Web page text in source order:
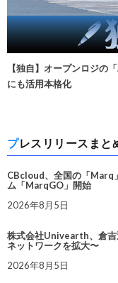
【独自】オープンロジの
にも活用本格化
プレスリリースま
CBcloud、全国の「Marq
ム「MarqGO」開始
2026年8月5日
株式会社Univearth、倉吉
ネットワークを拡大〜
2026年8月5日